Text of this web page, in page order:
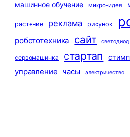
машинное обучение
микро-идея
растение реклама рисунок
робототехника сайт светодиод
сервомашинка стартап
управление часы электричество